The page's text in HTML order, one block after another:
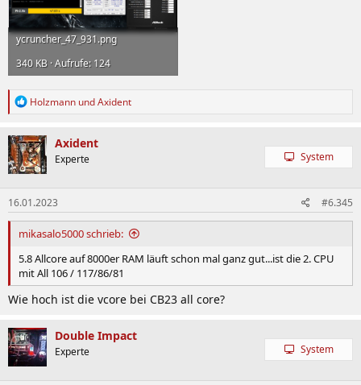
ycruncher_47_931.png
340 KB · Aufrufe: 124
R
k
t
i
o
n
e
n
:
Holzmann undAxident
Axident
Experte System
16.01.2023 #6.345
mikasalo5000 schrieb:
5.8 Allcore auf 8000er RAM läuft schon mal ganz gut...ist die 2. CPU
mit All 106 / 117/86/81
Wie hoch ist die vcore bei CB23 all core?
Double Impact
Experte System